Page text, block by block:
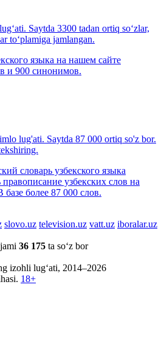
Saytda 3300 tadan ortiq so‘zlar,
to‘plamiga jamlangan.
языка на нашем сайте
и 900 синонимов.
lug'ati. Saytda 87 000 ortiq so'z bor.
словарь узбекского языка
узбекских слов на
более 87 000 слов.
slovo.uz television.uz vatt.uz iboralar.uz
36 175 ta so‘z bor
izohli lug‘ati, 2014–2026
18+